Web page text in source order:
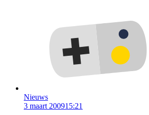
Nieuws
3 maart 200915:21